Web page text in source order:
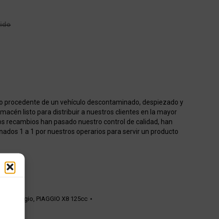
procedente de un vehículo descontaminado, despiezado y
listo para distribuir a nuestros clientes en la mayor
recambios han pasado nuestro control de calidad, han
1 a 1 por nuestros operarios para servir un producto
Piaggio, PIAGGIO X8 125cc